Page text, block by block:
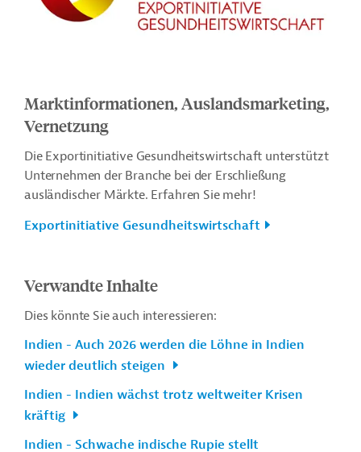
Marktinformationen, Auslandsmarketing,
Vernetzung
Die Exportinitiative Gesundheitswirtschaft unterstützt
Unternehmen der Branche bei der Erschließung
ausländischer Märkte. Erfahren Sie mehr!
Exportinitiative Gesundheitswirtschaft
Verwandte Inhalte
Dies könnte Sie auch interessieren:
Indien - Auch 2026 werden die Löhne in Indien
wieder deutlich steigen
Indien - Indien wächst trotz weltweiter Krisen
kräftig
Indien - Schwache indische Rupie stellt